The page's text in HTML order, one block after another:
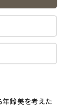
年齢美を考えた